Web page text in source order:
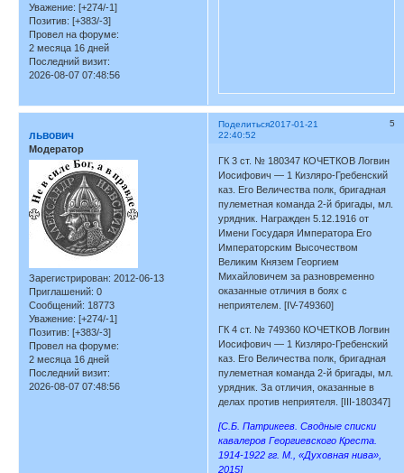
Уважение: [+274/-1]
Позитив: [+383/-3]
Провел на форуме:
2 месяца 16 дней
Последний визит:
2026-08-07 07:48:56
Поделиться 5
2017-01-21
22:40:52
львович
Модератор
Зарегистрирован: 2012-06-13
Приглашений: 0
Сообщений: 18773
Уважение: [+274/-1]
Позитив: [+383/-3]
Провел на форуме:
2 месяца 16 дней
Последний визит:
2026-08-07 07:48:56
ГК 3 ст. № 180347 КОЧЕТКОВ Логвин
Иосифович — 1 Кизляро-Гребенский
каз. Его Величества полк, бригадная
пулеметная команда 2-й бригады, мл.
урядник. Награжден 5.12.1916 от
Имени Государя Императора Его
Императорским Высочеством
Великим Князем Георгием
Михайловичем за разновременно
оказанные отличия в боях с
неприятелем. [IV-749360]
ГК 4 ст. № 749360 КОЧЕТКОВ Логвин
Иосифович — 1 Кизляро-Гребенский
каз. Его Величества полк, бригадная
пулеметная команда 2-й бригады, мл.
урядник. За отличия, оказанные в
делах против неприятеля. [III-180347]
[С.Б. Патрикеев. Сводные списки
кавалеров Георгиевского Креста.
1914-1922 гг. М., «Духовная нива»,
2015]